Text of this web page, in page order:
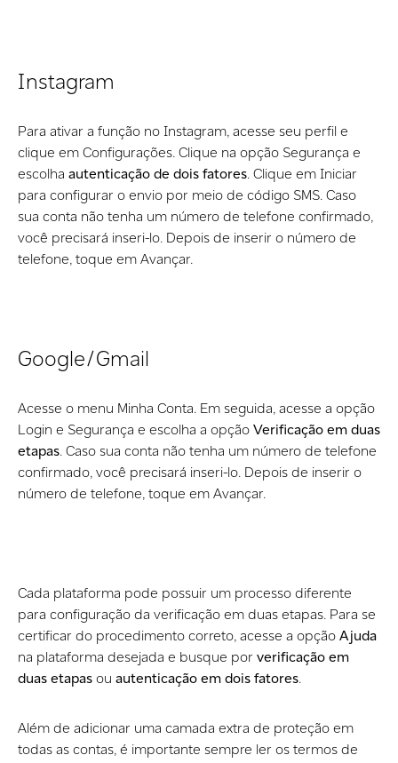
Instagram
Para ativar a função no Instagram, acesse seu perfil e
clique em Configurações. Clique na opção Segurança e
escolha autenticação de dois fatores. Clique em Iniciar
para configurar o envio por meio de código SMS. Caso
sua conta não tenha um número de telefone confirmado,
você precisará inseri-lo. Depois de inserir o número de
telefone, toque em Avançar.
Google/Gmail
Acesse o menu Minha Conta. Em seguida, acesse a opção
Login e Segurança e escolha a opçãoVerificação em duas
etapas. Caso sua conta não tenha um número de telefone
confirmado, você precisará inseri-lo. Depois de inserir o
número de telefone, toque em Avançar.
Cada plataforma pode possuir um processo diferente
para configuração da verificação em duas etapas. Para se
certificar do procedimento correto, acesse a opçãoAjuda
na plataforma desejada e busque por verificação em
duas etapasou autenticação em dois fatores.
Além de adicionar uma camada extra de proteção em
todas as contas, é importante sempre ler os termos de